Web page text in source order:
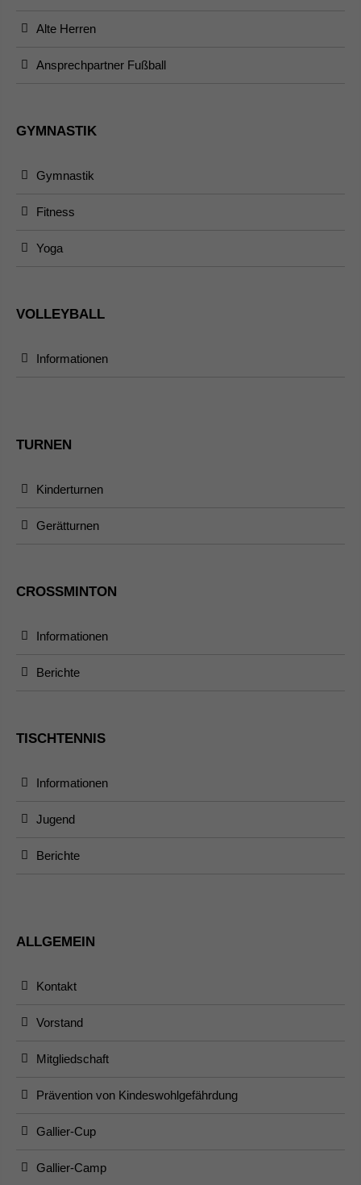
Alte Herren
Ansprechpartner Fußball
GYMNASTIK
Gymnastik
Fitness
Yoga
VOLLEYBALL
Informationen
TURNEN
Kinderturnen
Gerätturnen
CROSSMINTON
Informationen
Berichte
TISCHTENNIS
Informationen
Jugend
Berichte
ALLGEMEIN
Kontakt
Vorstand
Mitgliedschaft
Prävention von Kindeswohlgefährdung
Gallier-Cup
Gallier-Camp